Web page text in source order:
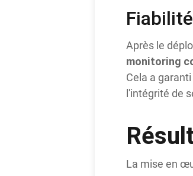
Fiabilité
Après le
monitoring
Cela a
l'intégrité de
La mise en